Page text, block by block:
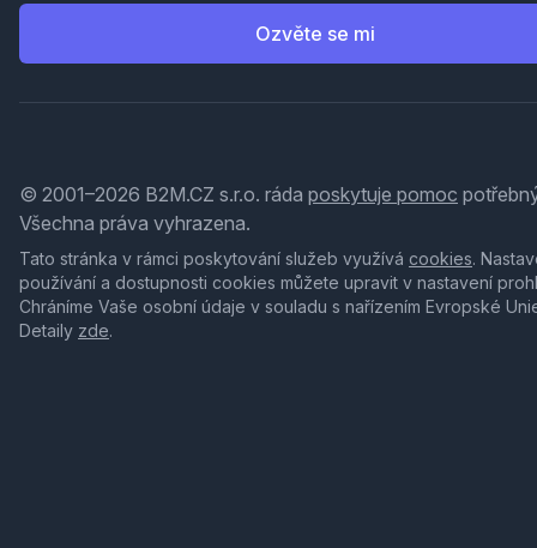
Ozvěte se mi
© 2001–2026 B2M.CZ s.r.o. ráda poskytuje pomoc
Všechna práva vyhrazena.
Tato stránka v rámci poskytování služeb využívá cookies.
používání a dostupnosti cookies můžete upravit v nastavení
Chráníme Vaše osobní údaje v souladu s nařízením Evropské
Detaily zde.